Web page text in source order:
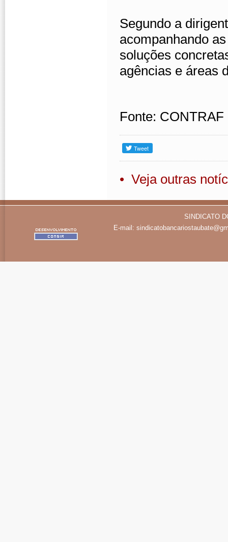
Segundo a
acompanhando
soluções
agências e áreas
Fonte: CONTRAF
• Veja outras
SINDICATO
E-mail: